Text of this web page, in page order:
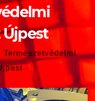
Újpest